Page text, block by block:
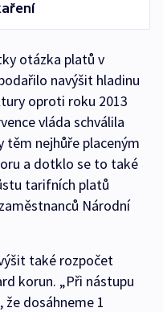
otázka platů v
navýšit hladinu
oproti roku 2013
vláda schválila
těm nejhůře placeným
a dotklo se to také
tarifních platů
Národní
také rozpočet
korun. „Při nástupu
dosáhneme 1